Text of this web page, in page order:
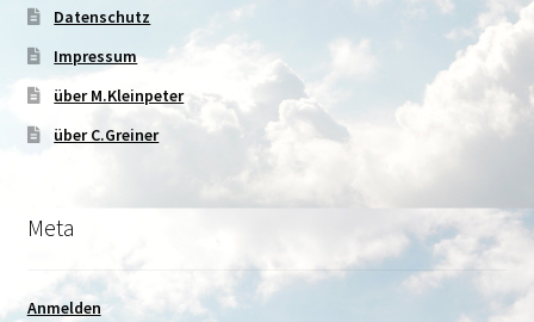
Datenschutz
Impressum
über M.Kleinpeter
über C.Greiner
Meta
Anmelden